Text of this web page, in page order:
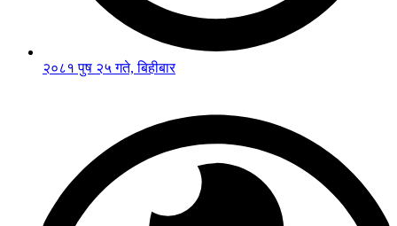
२०८१ पुष २५ गते, बिहीबार